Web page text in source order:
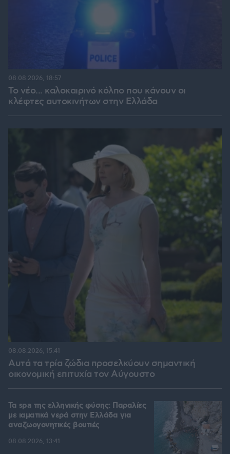
Το νέο... καλοκαιρινό κόλπο που κάνουν οι
κλέφτες αυτοκινήτων στην Ελλάδα
08.08.2026, 18:57
Αυτά τα τρία ζώδια προσελκύουν σημαντική
οικονομική επιτυχία τον Αύγουστο
08.08.2026, 15:41
Τα spa της ελληνικής φύσης: Παραλίες
με ιαματικά νερά στην Ελλάδα για
αναζωογονητικές βουτιές
08.08.2026, 13:41